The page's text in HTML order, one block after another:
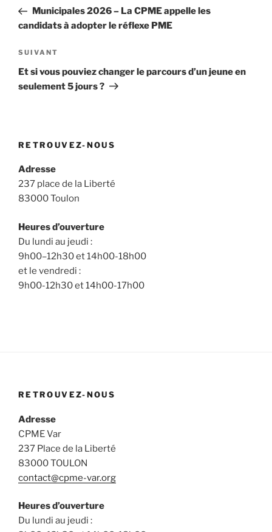
l’article
précédent
Municipales 2026 – La CPME appelle les
candidats à adopter le réflexe PME
Article
suivant
SUIVANT
Et si vous pouviez changer le parcours d’un jeune en
seulement 5 jours ?
RETROUVEZ-NOUS
Adresse
237 place de la Liberté
83000 Toulon
Heures d’ouverture
Du lundi au jeudi :
9h00–12h30 et 14h00-18h00
et le vendredi :
9h00-12h30 et 14h00-17h00
RETROUVEZ-NOUS
Adresse
CPME Var
237 Place de la Liberté
83000 TOULON
contact@cpme-var.org
Heures d’ouverture
Du lundi au jeudi :